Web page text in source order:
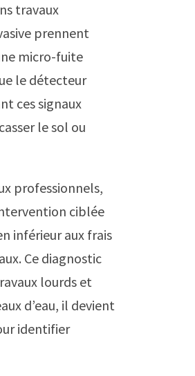
travaux
prennent
micro-fuite
le détecteur
ces signaux
le sol ou
professionnels,
ciblée
inférieur aux frais
Ce diagnostic
lourds et
d’eau, il devient
identifier